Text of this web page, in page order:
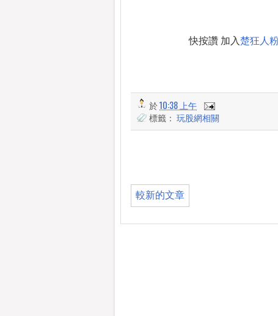
快按讚 加入楚狂人
於10:38 上午
標籤： 玩股網相關
較新的文章